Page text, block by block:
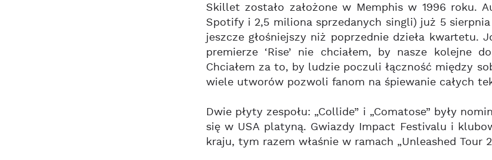
Skillet zostało założone w Memphis w 1996 roku.
Spotify i 2,5 miliona sprzedanych singli) już 5
jeszcze głośniejszy niż poprzednie dzieła
premierze ‘Rise’ nie chciałem, by nasze kolejne
Chciałem za to, by ludzie poczuli łączność między
wiele utworów pozwoli fanom na śpiewanie całych
Dwie płyty zespołu: „Collide” i „Comatose” były
się w USA platyną. Gwiazdy Impact Festivalu i
kraju, tym razem właśnie w ramach „Unleashed Tour